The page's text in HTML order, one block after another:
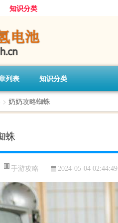
知识分类
列表 知识分类
> 奶奶攻略蜘蛛
蛛
手游攻略 2024-05-04 02:44:49